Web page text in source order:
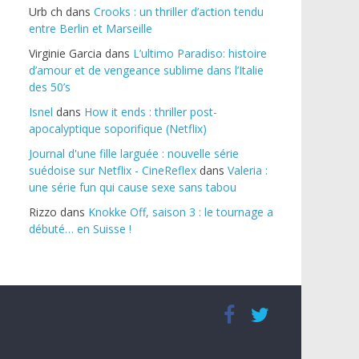
Urb ch dans Crooks : un thriller d’action tendu
entre Berlin et Marseille
Virginie Garcia dans L’ultimo Paradiso: histoire
d’amour et de vengeance sublime dans l’Italie
des 50’s
Isnel dans How it ends : thriller post-
apocalyptique soporifique (Netflix)
Journal d'une fille larguée : nouvelle série
suédoise sur Netflix - CineReflex dans Valeria :
une série fun qui cause sexe sans tabou
Rizzo dans Knokke Off, saison 3 : le tournage a
débuté… en Suisse !